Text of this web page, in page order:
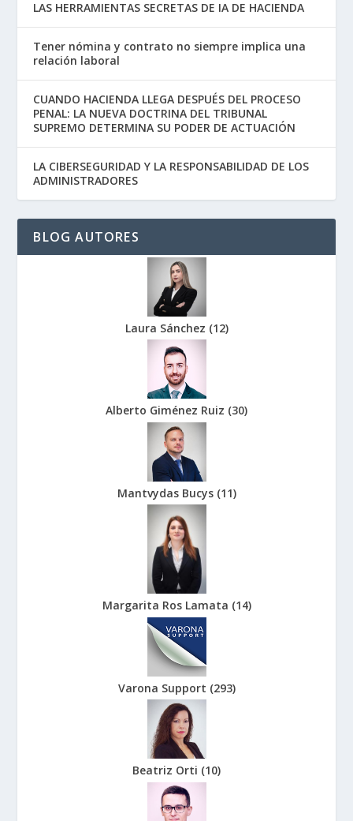
LAS HERRAMIENTAS SECRETAS DE IA DE HACIENDA
Tener nómina y contrato no siempre implica una
relación laboral
CUANDO HACIENDA LLEGA DESPUÉS DEL PROCESO
PENAL: LA NUEVA DOCTRINA DEL TRIBUNAL
SUPREMO DETERMINA SU PODER DE ACTUACIÓN
LA CIBERSEGURIDAD Y LA RESPONSABILIDAD DE LOS
ADMINISTRADORES
BLOG AUTORES
Laura Sánchez (12)
Alberto Giménez Ruiz (30)
Mantvydas Bucys (11)
Margarita Ros Lamata (14)
Varona Support (293)
Beatriz Orti (10)